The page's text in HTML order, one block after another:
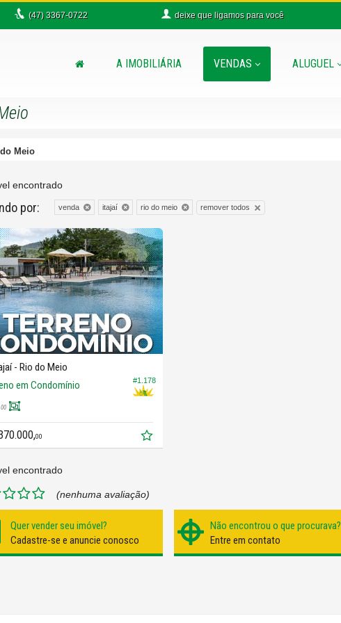
(47)3367-0722 deixe que ligamos para você
A IMOBILIÁRIA VENDAS ALUGUEL
Meio
encontrado
por: venda itajaí rio do meio remover todos
#1.178
- Rio do Meio
em Condomínio
00
00
encontrado
(nenhuma avaliação)
Quer vender seu imóvel?
Cadastre-se e anuncie conosco
Não encontrou o que procurava?
Entre em contato